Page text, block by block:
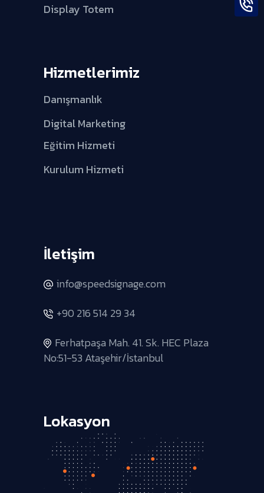
Display Totem
Hizmetlerimiz
Danışmanlık
Digital Marketing
Eğitim Hizmeti
Kurulum Hizmeti
İletişim
info@speedsignage.com
+90 216 514 29 34
Ferhatpaşa Mah. 41. Sk. HEC Plaza
No:51-53 Ataşehir/İstanbul
Lokasyon